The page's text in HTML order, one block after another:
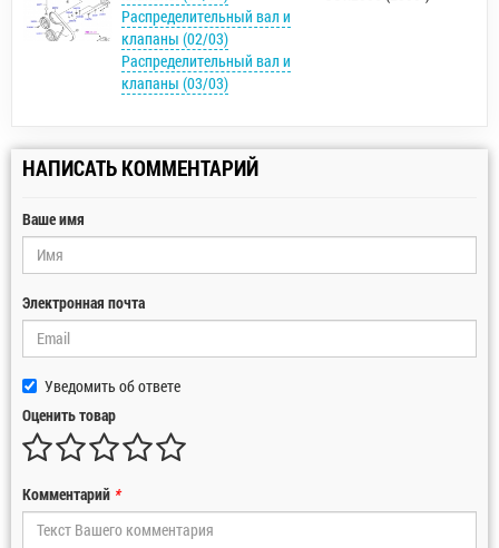
Распределительный вал и
клапаны (02/03)
Распределительный вал и
клапаны (03/03)
НАПИСАТЬ КОММЕНТАРИЙ
Ваше имя
Электронная почта
Уведомить об ответе
Оценить товар
Комментарий *